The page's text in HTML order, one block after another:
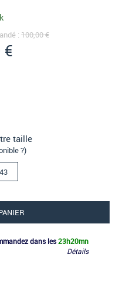
: 100,00 €
€
taille
?)
43
dans les23h20mn
Détails